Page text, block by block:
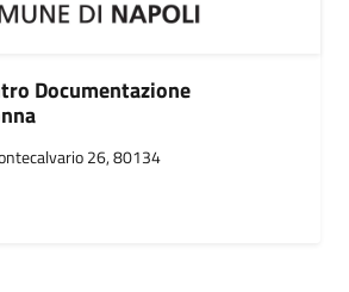
Documentazione
26, 80134